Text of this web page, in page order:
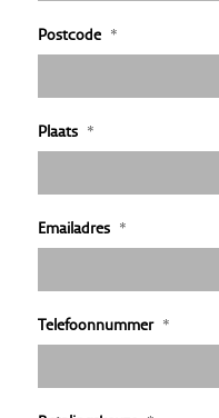
Postcode *
Plaats *
Emailadres *
Telefoonnummer *